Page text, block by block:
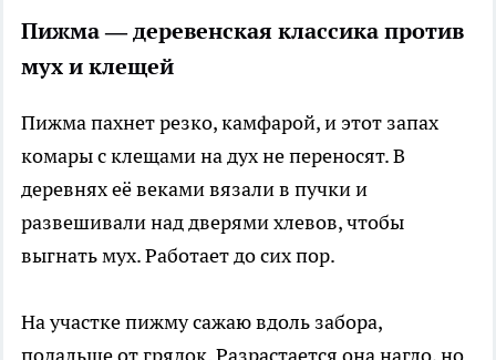
Пижма — деревенская классика против
мух и клещей
Пижма пахнет резко, камфарой, и этот запах
комары с клещами на дух не переносят. В
деревнях её веками вязали в пучки и
развешивали над дверями хлевов, чтобы
выгнать мух. Работает до сих пор.
На участке пижму сажаю вдоль забора,
подальше от грядок. Разрастается она нагло, но